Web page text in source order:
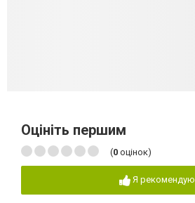
Оцініть першим
(0 оцінок)
Я рекомендую